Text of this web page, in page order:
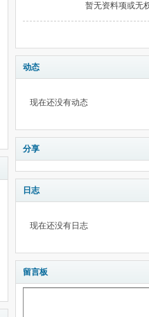
暂无资料项或无
动态
现在还没有动态
分享
日志
现在还没有日志
留言板